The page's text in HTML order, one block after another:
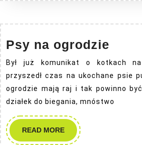
Psy na ogrodzie
na
Był już komunikat o kotkach
przyszedł czas na ukochane psie
ogrodzie mają raj i tak powinno
działek do biegania, mnóstwo
READ MOREREAD
MORE